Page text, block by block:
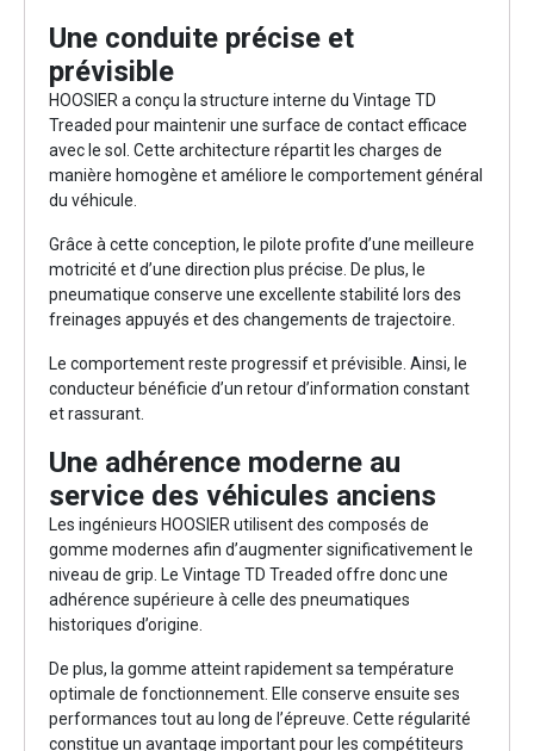
Une conduite précise et
prévisible
HOOSIER a conçu la structure interne du Vintage TD
Treaded pour maintenir une surface de contact efficace
avec le sol. Cette architecture répartit les charges de
manière homogène et améliore le comportement général
du véhicule.
Grâce à cette conception, le pilote profite d’une meilleure
motricité et d’une direction plus précise. De plus, le
pneumatique conserve une excellente stabilité lors des
freinages appuyés et des changements de trajectoire.
Le comportement reste progressif et prévisible. Ainsi, le
conducteur bénéficie d’un retour d’information constant
et rassurant.
Une adhérence moderne au
service des véhicules anciens
Les ingénieurs HOOSIER utilisent des composés de
gomme modernes afin d’augmenter significativement le
niveau de grip. Le Vintage TD Treaded offre donc une
adhérence supérieure à celle des pneumatiques
historiques d’origine.
De plus, la gomme atteint rapidement sa température
optimale de fonctionnement. Elle conserve ensuite ses
performances tout au long de l’épreuve. Cette régularité
constitue un avantage important pour les compétiteurs